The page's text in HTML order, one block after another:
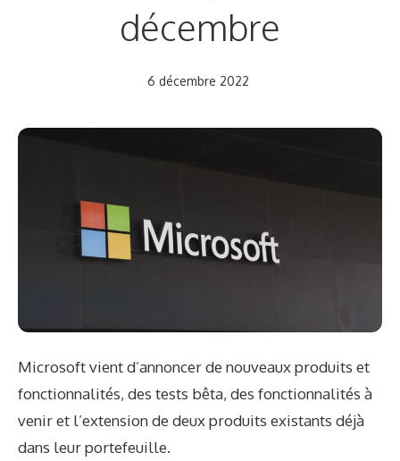
décembre
6 décembre 2022
Microsoft vient d’annoncer de nouveaux produits et
fonctionnalités, des tests bêta, des fonctionnalités à
venir et l’extension de deux produits existants déjà
dans leur portefeuille.